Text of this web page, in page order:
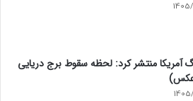
آمریکا منتشر کرد: لحظه سقوط برج دریایی